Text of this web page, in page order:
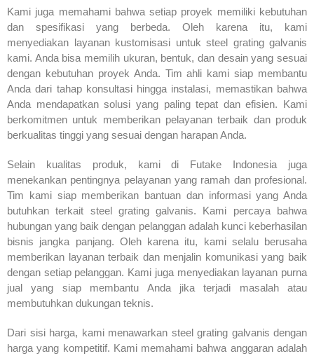
Kami juga memahami bahwa setiap proyek memiliki kebutuhan
dan spesifikasi yang berbeda. Oleh karena itu, kami
menyediakan layanan kustomisasi untuk steel grating galvanis
kami. Anda bisa memilih ukuran, bentuk, dan desain yang sesuai
dengan kebutuhan proyek Anda. Tim ahli kami siap membantu
Anda dari tahap konsultasi hingga instalasi, memastikan bahwa
Anda mendapatkan solusi yang paling tepat dan efisien. Kami
berkomitmen untuk memberikan pelayanan terbaik dan produk
berkualitas tinggi yang sesuai dengan harapan Anda.
Selain kualitas produk, kami di Futake Indonesia juga
menekankan pentingnya pelayanan yang ramah dan profesional.
Tim kami siap memberikan bantuan dan informasi yang Anda
butuhkan terkait steel grating galvanis. Kami percaya bahwa
hubungan yang baik dengan pelanggan adalah kunci keberhasilan
bisnis jangka panjang. Oleh karena itu, kami selalu berusaha
memberikan layanan terbaik dan menjalin komunikasi yang baik
dengan setiap pelanggan. Kami juga menyediakan layanan purna
jual yang siap membantu Anda jika terjadi masalah atau
membutuhkan dukungan teknis.
Dari sisi harga, kami menawarkan steel grating galvanis dengan
harga yang kompetitif. Kami memahami bahwa anggaran adalah